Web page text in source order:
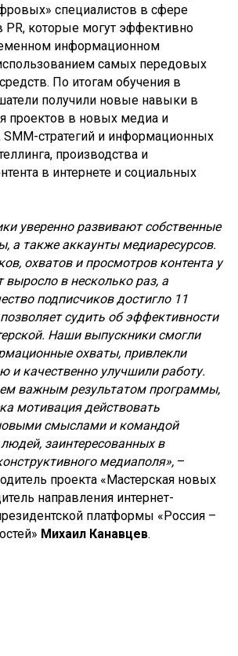
специалистов в сфере
которые могут эффективно
информационном
самых передовых
По итогам обучения в
получили новые навыки в
проектов в новых медиа и
стратегий и информационных
производства и
в интернете и социальных
уверенно развивают собственные
а также аккаунты медиаресурсов.
охватов и просмотров контента у
выросло в несколько раз, а
подписчиков достигло 11
судить об эффективности
Наши выпускники смогли
охваты, привлекли
и качественно улучшили работу.
важным результатом программы,
мотивация действовать
смыслами и командой
заинтересованных в
медиаполя», –
проекта «Мастерская новых
направления интернет-
платформы «Россия –
Михаил Канавцев.